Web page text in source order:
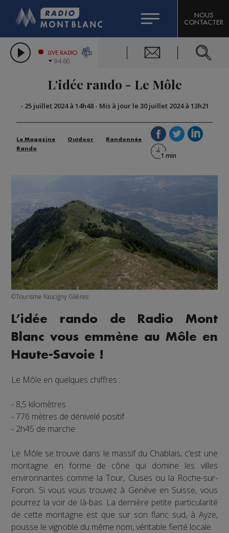
LES CHRONIQUES DE L'EXPERT
CITIZEN MACHINERY
GRAND MASSIF DOMAINES SKIABLES
BIGARD
COMPAGNIE DU MONT-BLANC
NOUS
CONTACTER
LIVE RADIO
94.60
L'idée rando - Le Môle
- 25 juillet 2024 à 14h48- Mis à jour le 30 juillet 2024 à 13h21
Le Magazine Outdoor
Randonnée
Rando
©Tourisme Faucigny Glières
L’idée rando de Radio Mont
Blanc vous emmène au Môle en
Haute-Savoie !
Le Môle en quelques chiffres :
- 8,5 kilomètres
- 776 mètres de dénivelé positif
- 2h45 de marche
Le Môle se trouve dans le massif du Chablais, c’est une
montagne en forme de cône qui domine les villes
environnantes comme la Tour, Cluses ou la Roche-sur-
Foron. Si vous vous trouvez à Genève en Suisse, vous
pourrez la voir de là-bas. La dernière petite particularité
de cette montagne est que sur son flanc sud, à Ayze,
pousse le vignoble du même nom, véritable fierté locale.